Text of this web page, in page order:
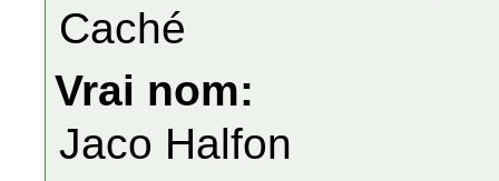
Caché
Vrai nom:
Jaco Halfon